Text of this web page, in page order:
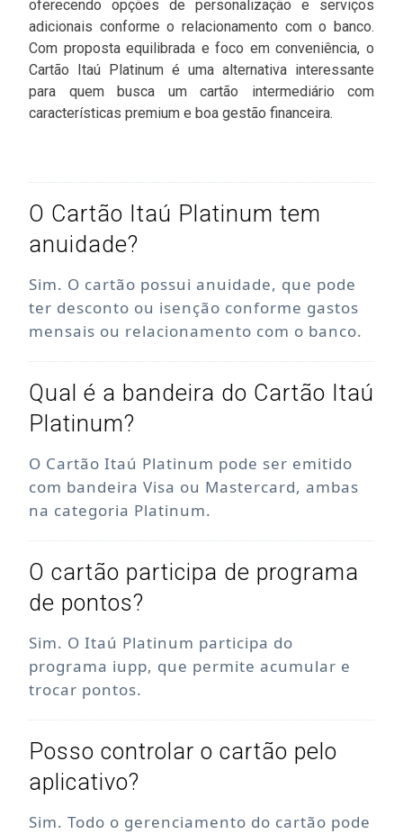
oferecendo opções de personalização e serviços
adicionais conforme o relacionamento com o banco.
Com proposta equilibrada e foco em conveniência, o
Cartão Itaú Platinum é uma alternativa interessante
para quem busca um cartão intermediário com
características premium e boa gestão financeira.
O Cartão Itaú Platinum tem
anuidade?
Sim. O cartão possui anuidade, que pode
ter desconto ou isenção conforme gastos
mensais ou relacionamento com o banco.
Qual é a bandeira do Cartão Itaú
Platinum?
O Cartão Itaú Platinum pode ser emitido
com bandeira Visa ou Mastercard, ambas
na categoria Platinum.
O cartão participa de programa
de pontos?
Sim. O Itaú Platinum participa do
programa iupp, que permite acumular e
trocar pontos.
Posso controlar o cartão pelo
aplicativo?
Sim. Todo o gerenciamento do cartão pode